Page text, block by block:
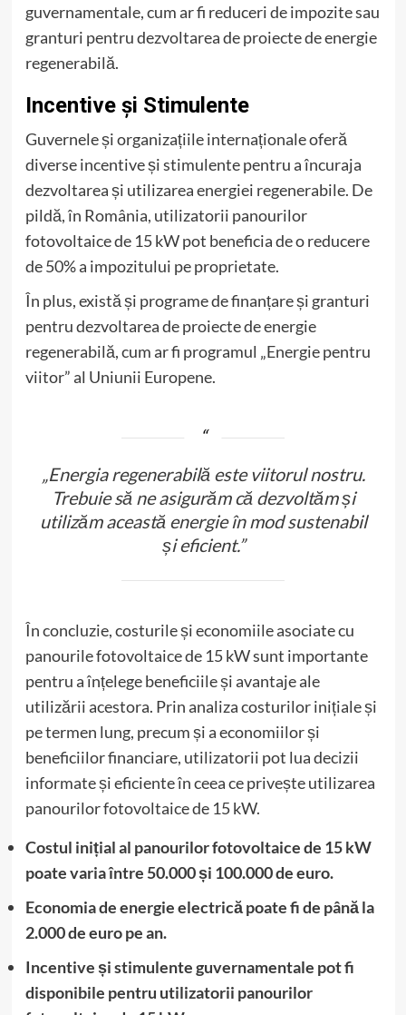
guvernamentale, cum ar fi reduceri de impozite sau
granturi pentru dezvoltarea de proiecte de energie
regenerabilă.
Incentive și Stimulente
Guvernele și organizațiile internaționale oferă
diverse incentive și stimulente pentru a încuraja
dezvoltarea și utilizarea energiei regenerabile. De
pildă, în România, utilizatorii panourilor
fotovoltaice de 15 kW pot beneficia de o reducere
de 50% a impozitului pe proprietate.
În plus, există și programe de finanțare și granturi
pentru dezvoltarea de proiecte de energie
regenerabilă, cum ar fi programul „Energie pentru
viitor” al Uniunii Europene.
„Energia regenerabilă este viitorul nostru.
Trebuie să ne asigurăm că dezvoltăm și
utilizăm această energie în mod sustenabil
și eficient.”
În concluzie, costurile și economiile asociate cu
panourile fotovoltaice de 15 kW sunt importante
pentru a înțelege beneficiile și avantaje ale
utilizării acestora. Prin analiza costurilor inițiale și
pe termen lung, precum și a economiilor și
beneficiilor financiare, utilizatorii pot lua decizii
informate și eficiente în ceea ce privește utilizarea
panourilor fotovoltaice de 15 kW.
Costul inițial al panourilor fotovoltaice de 15 kW
poate varia între 50.000 și 100.000 de euro.
Economia de energie electrică poate fi de până la
2.000 de euro pe an.
Incentive și stimulente guvernamentale pot fi
disponibile pentru utilizatorii panourilor